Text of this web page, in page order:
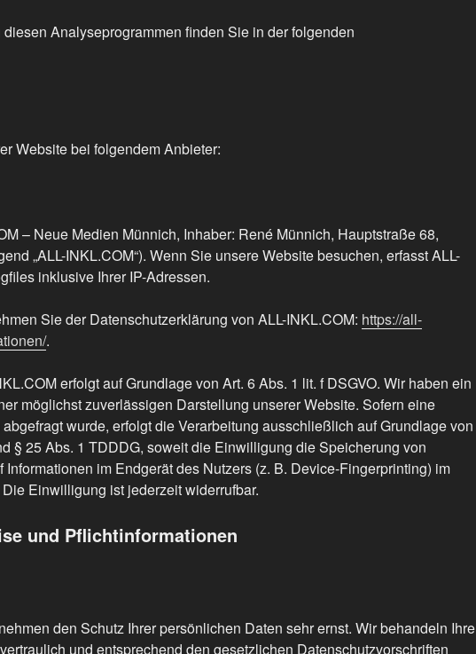
Analyseprogrammen finden Sie in der folgenden
Website bei folgendem Anbieter:
– Neue Medien Münnich, Inhaber: René Münnich, Hauptstraße 68,
„ALL-INKL.COM“). Wenn Sie unsere Website besuchen, erfasst ALL-
inklusive Ihrer IP-Adressen.
Sie der Datenschutzerklärung von ALL-INKL.COM: https://all-
.
erfolgt auf Grundlage von Art. 6 Abs. 1 lit. f DSGVO. Wir haben ein
möglichst zuverlässigen Darstellung unserer Website. Sofern eine
wurde, erfolgt die Verarbeitung ausschließlich auf Grundlage von
§ 25 Abs. 1 TDDDG, soweit die Einwilligung die Speicherung von
im Endgerät des Nutzers (z. B. Device-Fingerprinting) im
Einwilligung ist jederzeit widerrufbar.
und Pflichtinformationen
den Schutz Ihrer persönlichen Daten sehr ernst. Wir behandeln Ihre
und entsprechend den gesetzlichen Datenschutzvorschriften